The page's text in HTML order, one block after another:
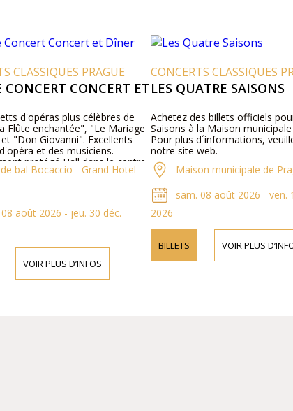
CLASSIQUES PRAGUE
CONCERT CONCERT ET
d'opéras plus célèbres de
enchantée", "Le Mariage
"Don Giovanni". Excellents
et des musiciens.
protégé Hall dans le centre
exceptionnelle.
bal Bocaccio - Grand Hotel
août 2026 - jeu. 30 déc.
VOIR PLUS D’INFOS
CONCERTS CLASSIQUES
LES QUATRE SAISONS
Achetez des billets officiels
Saisons à la Maison municipale
Pour plus d´informations,
notre site web.
Maison municipale de
sam. 08 août 2026 - ven.
2026
BILLETS VOIR PLUS